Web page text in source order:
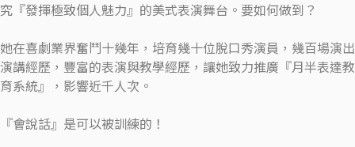
究『發揮極致個人魅力』的美式表演舞台。要如何做到？
她在喜劇業界奮鬥十幾年，培育幾十位脫口秀演員，幾百場演出
演講經歷，豐富的表演與教學經歷，讓她致力推廣『月半表達教
育系統』，影響近千人次。
『會說話』是可以被訓練的！